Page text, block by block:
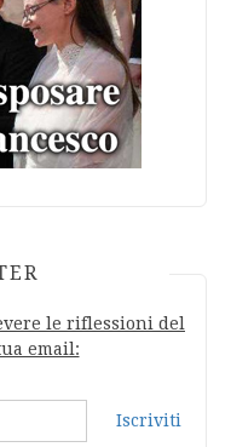
le riflessioni del
email:
Iscriviti